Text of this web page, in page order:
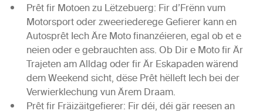
Prêt fir Motoen zu Lëtzebuerg: Fir d’Frënn vum
Motorsport oder zweeriederege Gefierer kann en
Autosprêt Iech Äre Moto finanzéieren, egal ob et e
neien oder e gebrauchten ass. Ob Dir e Moto fir Är
Trajeten am Alldag oder fir Är Eskapaden wärend
dem Weekend sicht, dëse Prêt hëlleft Iech bei der
Verwierklechung vun Ärem Draam.
Prêt fir Fräizäitgefierer: Fir déi, déi gär reesen an